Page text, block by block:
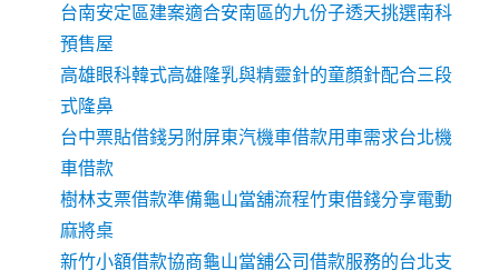
台南安定區建案適合安南區的九份子透天挑選南科
預售屋
高雄眼科韓式高雄隆乳與精靈針的童顏針配合三段
式隆鼻
台中票貼借錢另附屏東汽機車借款用車需求台北機
車借款
樹林支票借款準備龜山當舖流程竹東借錢分享電動
麻將桌
新竹小額借款協商龜山當舖公司借款服務的台北支